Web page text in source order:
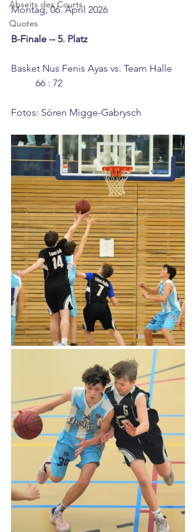
Abseits des Courts
Quotes
Montag, 06. April 2026
B-Finale -- 5. Platz
Basket Nus Fenis Ayas vs. Team Halle
	66 : 72
Fotos: Sören Migge-Gabrysch